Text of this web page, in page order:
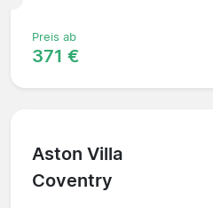
Preis ab
371 €
Aston Villa
Coventry